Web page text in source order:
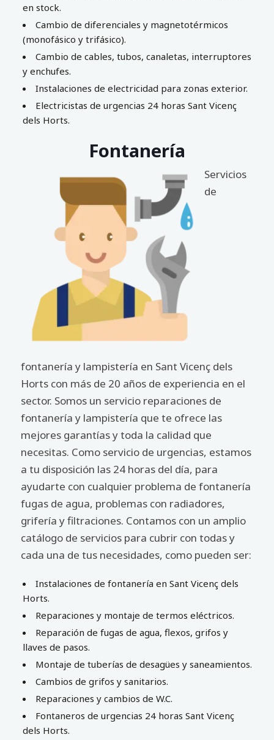
en stock.
Cambio de diferenciales y magnetotérmicos
(monofásico y trifásico).
Cambio de cables, tubos, canaletas, interruptores
y enchufes.
Instalaciones de electricidad para zonas exterior.
Electricistas de urgencias 24 horas Sant Vicenç
dels Horts.
Fontanería
Servicios
de
fontanería y lampistería en Sant Vicenç dels
Horts con más de 20 años de experiencia en el
sector. Somos un servicio reparaciones de
fontanería y lampistería que te ofrece las
mejores garantías y toda la calidad que
necesitas. Como servicio de urgencias, estamos
a tu disposición las 24 horas del día, para
ayudarte con cualquier problema de fontanería
fugas de agua, problemas con radiadores,
grifería y filtraciones. Contamos con un amplio
catálogo de servicios para cubrir con todas y
cada una de tus necesidades, como pueden ser:
Instalaciones de fontanería en Sant Vicenç dels
Horts.
Reparaciones y montaje de termos eléctricos.
Reparación de fugas de agua, flexos, grifos y
llaves de pasos.
Montaje de tuberías de desagües y saneamientos.
Cambios de grifos y sanitarios.
Reparaciones y cambios de W.C.
Fontaneros de urgencias 24 horas Sant Vicenç
dels Horts.